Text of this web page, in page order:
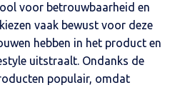
voor betrouwbaarheid en
vaak bewust voor deze
hebben in het product en
uitstraalt. Ondanks de
populair, omdat